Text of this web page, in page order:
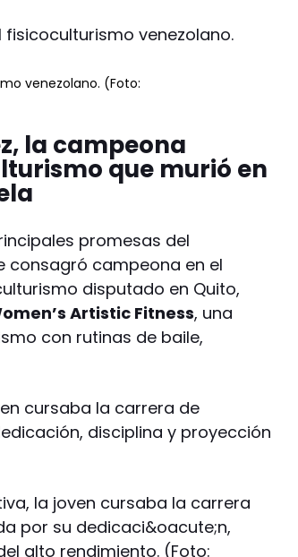
venezolano. (Foto:
la campeona
que murió en
promesas del
consagró campeona en el
disputado en Quito,
Artistic Fitness, una
con rutinas de baile,
cursaba la carrera de
disciplina y proyección